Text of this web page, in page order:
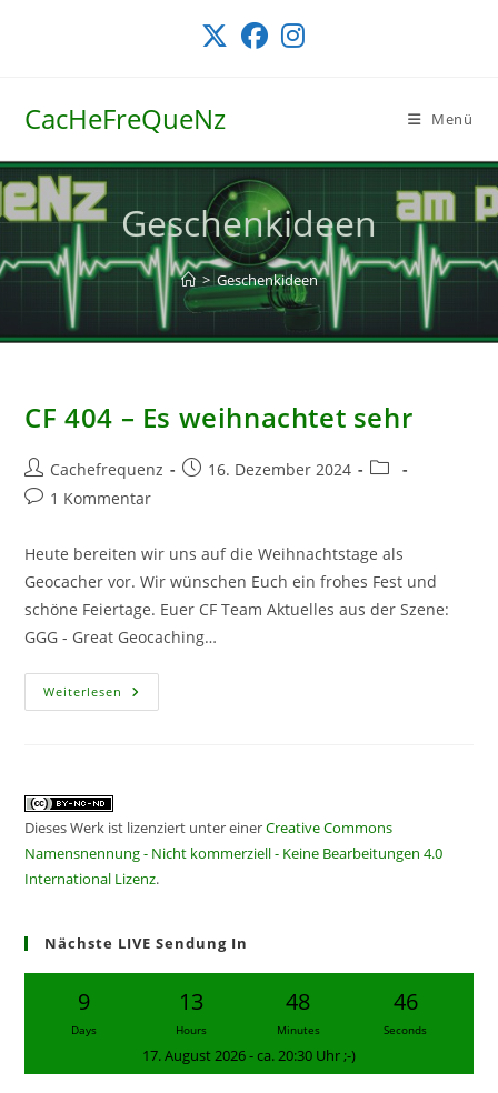
CacHeFreQueNz Menü
Geschenkideen
> Geschenkideen
CF 404 – Es weihnachtet sehr
Beitrags-
Autor:
Cachefrequenz
Beitrag16. Dezember 2024
Beitrags-
Beitrags-
1 Kommentar
Heute bereiten wir uns auf die Weihnachtstage als
Geocacher vor. Wir wünschen Euch ein frohes Fest und
schöne Feiertage. Euer CF Team Aktuelles aus der Szene:
GGG - Great Geocaching…
Weiterlesen CF
404
Dieses Werk ist lizenziert unter einerCreative Commons
Namensnennung - Nicht kommerziell - Keine Bearbeitungen 4.0
International Lizenz.
Nächste LIVE Sendung In
9
Days
13
Hours
48
Minutes
45
Seconds
17. August 2026 - ca. 20:30 Uhr ;-)